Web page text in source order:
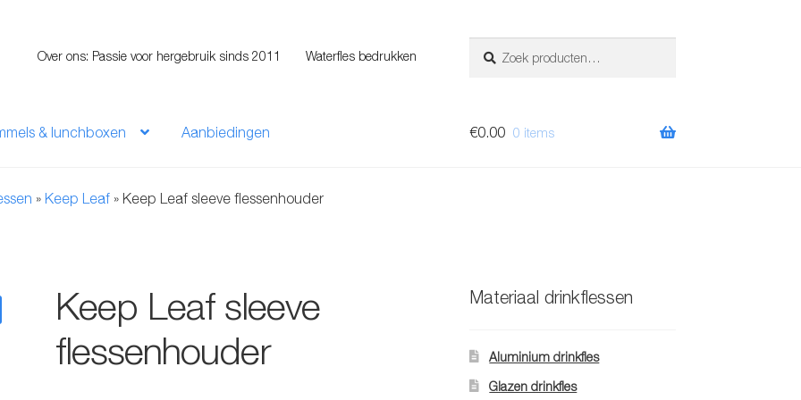
Over ons: Passie voor hergebruik sinds 2011 Waterfles bedrukken
naar:
& lunchboxen Aanbiedingen €0.00 0 items
» Keep Leaf » Keep Leaf sleeve flessenhouder
Keep Leaf sleeve
flessenhouder
Materiaal drinkflessen
Aluminium drinkfles
Glazen drinkfles